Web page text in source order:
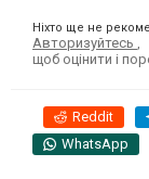
Ніхто ще не
Авторизуйтесь
щоб оцінити і
Reddit
WhatsApp